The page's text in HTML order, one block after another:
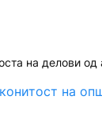
на делови од
на